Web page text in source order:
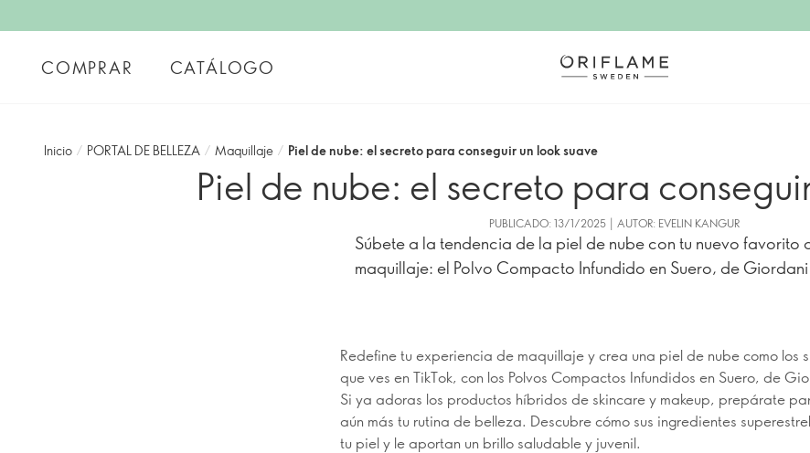
COMPRAR CATÁLOGO
Inicio / PORTAL DE BELLEZA / Maquillaje / Piel de nube: el secreto para conseguir un look suave
Piel de nube: el secreto para
PUBLICADO: 13/1/2025 | AUTOR: EVELIN KANGUR
Súbete a la tendencia de la piel de nube con tu nuevo favorito
maquillaje: el Polvo Compacto Infundido en Suero, de
Redefine tu experiencia de maquillaje y crea una piel de nube como los
que ves en TikTok, con los Polvos Compactos Infundidos en Suero, de
Si ya adoras los productos híbridos de skincare y makeup, prepárate
aún más tu rutina de belleza. Descubre cómo sus ingredientes
tu piel y le aportan un brillo saludable y juvenil.